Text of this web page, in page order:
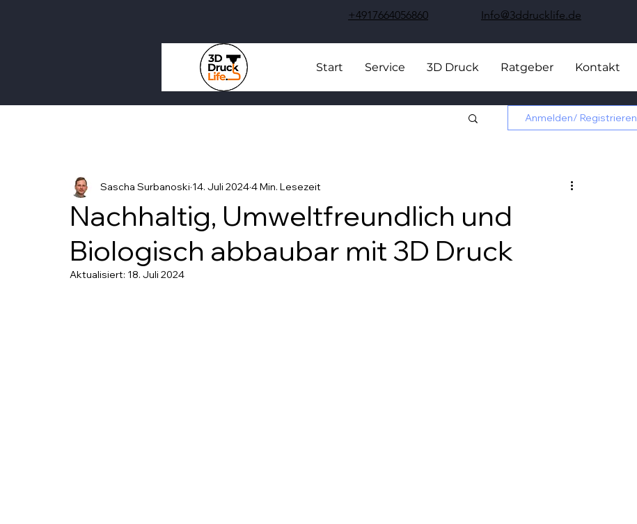
+4917664056860 Info@3ddrucklife.de
Start Service 3D Druck Ratgeber Kontakt
Anmelden/ Registrieren
Nachhaltig, Umweltfreundlich und
Biologisch abbaubar mit 3D Druck
Sascha Surbanoski 14. Juli 20244 Min. Lesezeit
Aktualisiert: 18. Juli 2024